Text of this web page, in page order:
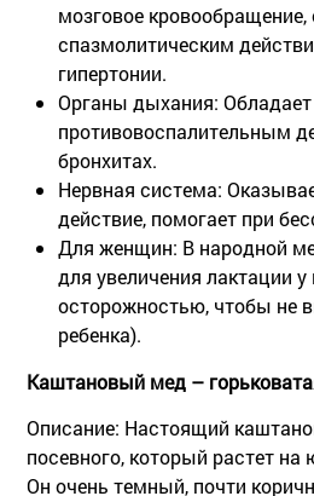
мозговое кровообращение,
спазмолитическим
гипертонии.
Органы дыхания:
противовоспалительным
бронхитах.
Нервная система:
действие, помогает при
Для женщин: В народной
для увеличения лактации
осторожностью, чтобы не
ребенка).
Каштановый мед –
Описание: Настоящий
посевного, который растет на
Он очень темный, почти